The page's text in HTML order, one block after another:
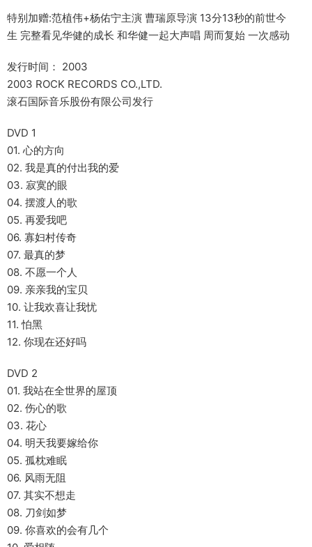
特别加赠:范植伟+杨佑宁主演 曹瑞原导演 13分13秒的前世今
生 完整看见华健的成长 和华健一起大声唱 周而复始 一次感动
发行时间： 2003
2003 ROCK RECORDS CO.,LTD.
滚石国际音乐股份有限公司发行
DVD 1
01. 心的方向
02. 我是真的付出我的爱
03. 寂寞的眼
04. 摆渡人的歌
05. 再爱我吧
06. 寡妇村传奇
07. 最真的梦
08. 不愿一个人
09. 亲亲我的宝贝
10. 让我欢喜让我忧
11. 怕黑
12. 你现在还好吗
DVD 2
01. 我站在全世界的屋顶
02. 伤心的歌
03. 花心
04. 明天我要嫁给你
05. 孤枕难眠
06. 风雨无阻
07. 其实不想走
08. 刀剑如梦
09. 你喜欢的会有几个